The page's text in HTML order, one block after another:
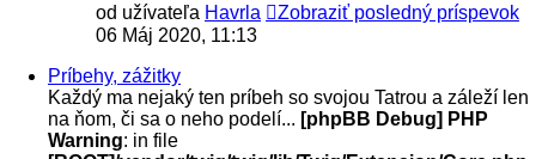
od užívateľa Havrla
Zobraziť posledný príspevok
06 Máj 2020, 11:13
Príbehy, zážitky
Každý ma nejaký ten príbeh so svojou Tatrou a záleží len
na ňom, či sa o neho podelí... [phpBB Debug] PHP
Warning: in file